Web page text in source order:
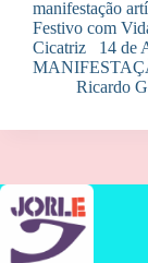
manifestação
Festivo com
Cicatriz 14 de
Ricardo